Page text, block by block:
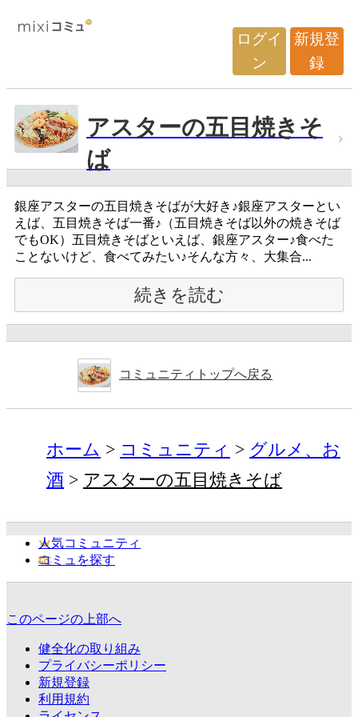
ログイ
ン
新規登
録
アスターの五目焼きそ
ば
銀座アスターの五目焼きそばが大好き♪銀座アスターとい
えば、五目焼きそば一番♪（五目焼きそば以外の焼きそば
でもOK）五目焼きそばといえば、銀座アスター♪食べた
ことないけど、食べてみたい♪そんな方々、大集合...
続きを読む
コミュニティトップへ戻る
ホーム コミュニティ
グルメ、お
酒
アスターの五目焼きそば
人気コミュニティ
コミュを探す
このページの上部へ
健全化の取り組み
プライバシーポリシー
新規登録
利用規約